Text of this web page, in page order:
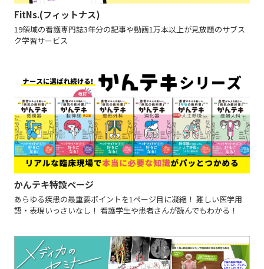
FitNs.(フィットナス)
19領域の看護専門誌3年分の記事や動画1万本以上が見放題のサブス
ク学習サービス
かんテキ特設ページ
あらゆる疾患の最重要ポイントを1ページ目に凝縮！ 難しい医学用
語・表現いっさいなし！ 看護学生や患者さんが読んでもわかる！